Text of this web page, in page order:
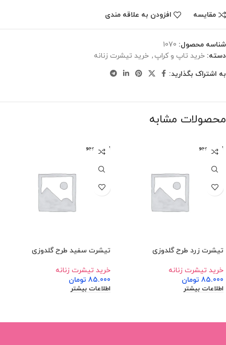
مقایسه افزودن به علاقه مندی
شناسه محصول: 1070
دسته: خرید تاپ و کراپ , خرید تیشرت زنانه
به اشتراک بگذارید:
محصولات مشابه
اتمام موجو
دی
تیشرت زرد طرح گلدوزی
خرید تیشرت زنانه
85.000 تومان
اطلاعات بیشتر
اتمام موجو
دی
تیشرت سفید طرح گلدوزی
خرید تیشرت زنانه
85.000 تومان
اطلاعات بیشتر